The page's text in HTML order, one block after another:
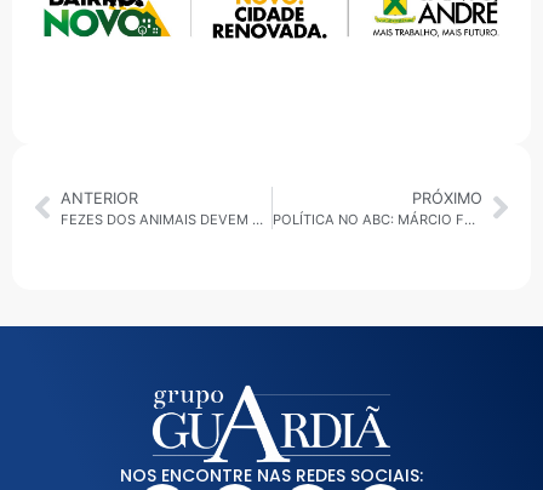
ANTERIOR
FEZES DOS ANIMAIS DEVEM SER DESCARTADAS NO VASO SANITÁRIO
PRÓXIMO
POLÍTICA NO ABC: MÁRCIO FRANÇA VISITA SBC E ANUNCIA PRÉ-CANDIDATURA DE MÉDICO AO EXECUTIVO
NOS ENCONTRE NAS REDES SOCIAIS: